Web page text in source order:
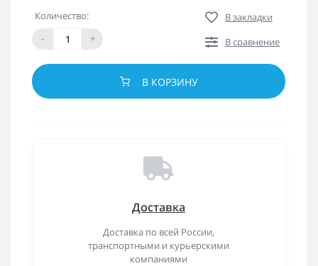
Количество:
-
+
В закладки
В сравнение
В КОРЗИНУ
Доставка
Доставка по всей России,
транспортными и курьерскими
компаниями